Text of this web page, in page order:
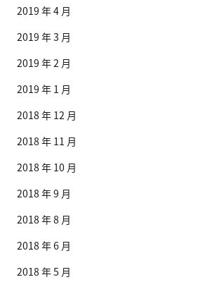
2019 年 4 月
2019 年 3 月
2019 年 2 月
2019 年 1 月
2018 年 12 月
2018 年 11 月
2018 年 10 月
2018 年 9 月
2018 年 8 月
2018 年 6 月
2018 年 5 月